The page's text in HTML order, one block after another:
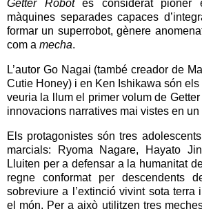
Getter Robotés considerat pioner
màquines separades capaces
formar un superrobot, gènere
com a mecha.
L’autor Go Nagai (també creador de
Cutie Honey) i en Ken Ishikawa són
veuria la llum el primer volum de
innovacions narratives mai vistes en un
Els protagonistes són tres
marcials: Ryoma Nagare, Hayato
Lluiten per a defensar a la humanitat
regne conformat per descendents
sobreviure a l’extinció vivint sota terra
el món. Per a això utilitzen tres